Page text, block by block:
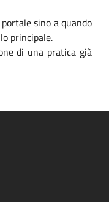
sino a quando
principale.
di una pratica già